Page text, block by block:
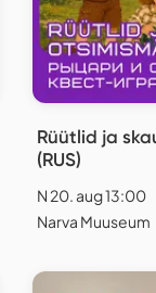
Rüütlid ja
(RUS)
N 20. aug 13:00
Narva Muuseum